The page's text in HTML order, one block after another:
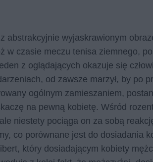
abstrakcyjnie wyjaskrawionym
w czasie meczu tenisa ziemnego,
z oglądających okazuje się
od zawsze marzył, by po
ogólnym zamieszaniem,
na pewną kobietę. Wśród
niestety pociąga on za sobą
co porównane jest do dosiadania
który dosiadającym kobiety